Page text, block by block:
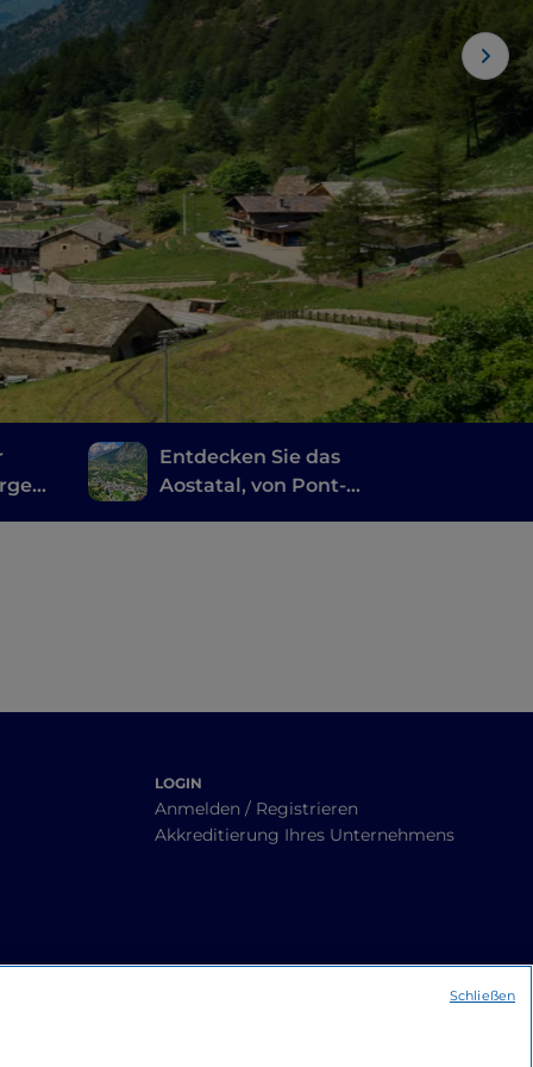
Entdecken Sie das
Aostatal, von Pont-
LOGIN
Anmelden / Registrieren
Akkreditierung Ihres Unternehmens
Schließen